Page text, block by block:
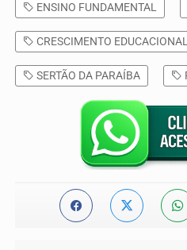
ENSINO FUNDAMENTAL
CRESCIMENTO
SERTÃO DA PARAÍBA